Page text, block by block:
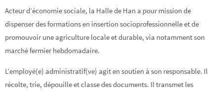
Acteur d’économie sociale, la Halle de Han a pour mission de
dispenser des formations en insertion socioprofessionnelle et de
promouvoir une agriculture locale et durable, via notamment son
marché fermier hebdomadaire.
L’employé(e) administratif(ve) agit en soutien à son responsable. Il
récolte, trie, dépouille et classe des documents. Il transmet les